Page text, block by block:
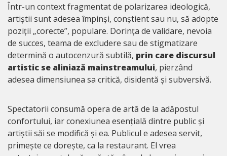
Într-un context fragmentat de polarizarea ideologică,
artiștii sunt adesea împinși, conștient sau nu, să adopte
poziții „corecte”, populare. Dorința de validare, nevoia
de succes, teama de excludere sau de stigmatizare
determină o autocenzură subtilă, prin care discursul
artistic se aliniază mainstreamului, pierzând
adesea dimensiunea sa critică, disidentă și subversivă.
Spectatorii consumă opera de artă de la adăpostul
confortului, iar conexiunea esențială dintre public și
artiștii săi se modifică și ea. Publicul e adesea servit,
primește ce dorește, ca la restaurant. El vrea